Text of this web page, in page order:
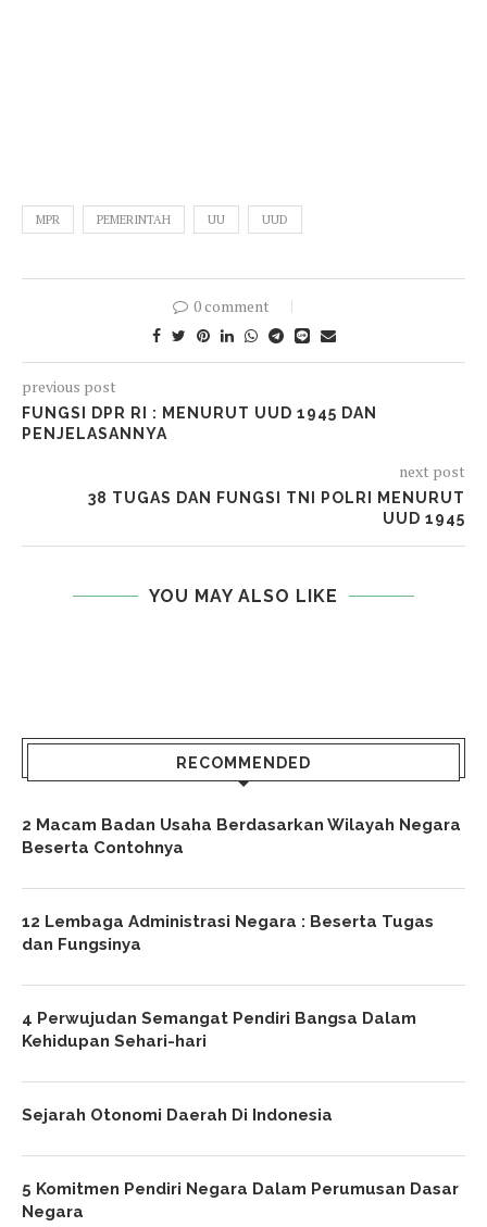
MPR PEMERINTAH UU UUD
0 comment
previous post
FUNGSI DPR RI : MENURUT UUD 1945 DAN
PENJELASANNYA
next post
38 TUGAS DAN FUNGSI TNI POLRI MENURUT
UUD 1945
YOU MAY ALSO LIKE
RECOMMENDED
2 Macam Badan Usaha Berdasarkan Wilayah Negara
Beserta Contohnya
12 Lembaga Administrasi Negara : Beserta Tugas
dan Fungsinya
4 Perwujudan Semangat Pendiri Bangsa Dalam
Kehidupan Sehari-hari
Sejarah Otonomi Daerah Di Indonesia
5 Komitmen Pendiri Negara Dalam Perumusan Dasar
Negara